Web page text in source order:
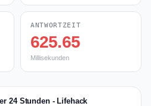
ANTWORTZEIT
625.65
Millisekunden
24 Stunden - Lifehack